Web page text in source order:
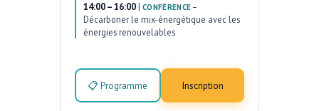
14:00 – 16:00 | CONFÉRENCE –
Décarboner le mix-énergétique avec les
énergies renouvelables
📋 Programme Inscription